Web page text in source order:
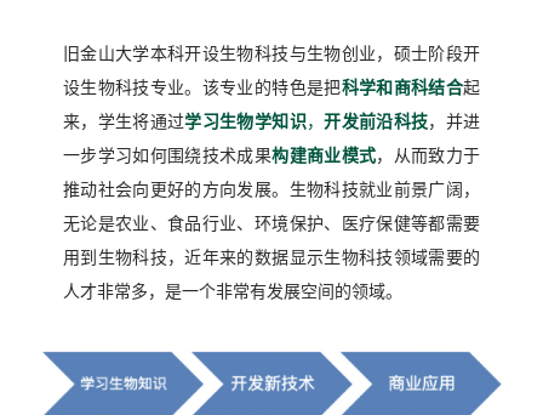
旧金山大学本科开设生物科技与生物创业，硕士阶段开
设生物科技专业。该专业的特色是把科学和商科结合起
来，学生将通过学习生物学知识，开发前沿科技，并进
一步学习如何围绕技术成果构建商业模式，从而致力于
推动社会向更好的方向发展。生物科技就业前景广阔，
无论是农业、食品行业、环境保护、医疗保健等都需要
用到生物科技，近年来的数据显示生物科技领域需要的
人才非常多，是一个非常有发展空间的领域。